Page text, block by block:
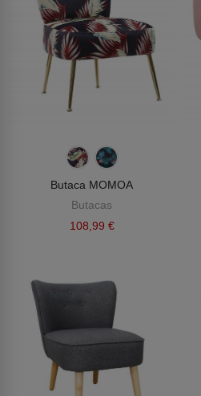
Butaca MOMOA
Butacas
108,99 €